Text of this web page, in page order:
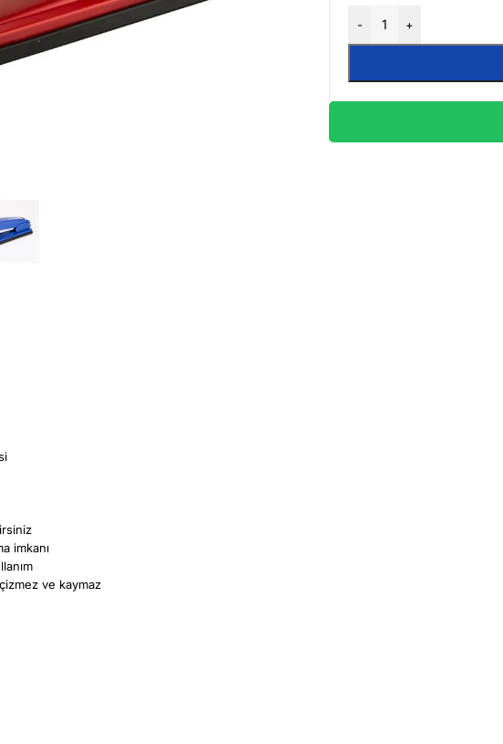
- +
imkanı
ve kaymaz